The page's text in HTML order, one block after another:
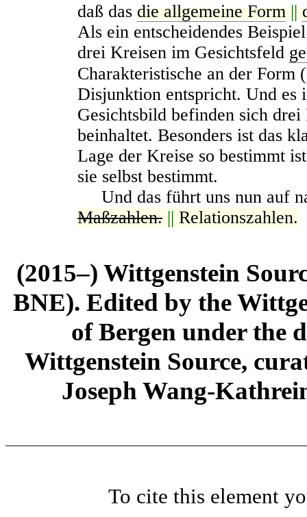
daß das die allgemeine Form||
Als ein entscheidendes
drei Kreisen im Gesichtsfeld
Charakteristische an der Form
Disjunktion entspricht. Und es
Gesichtsbild befinden sich
beinhaltet. Besonders ist das
Lage der Kreise so bestimmt
sie selbst bestimmt.
Und das führt uns nun auf
Maßzahlen. || Relationszahlen.
(2015–) Wittgenstein
BNE). Edited by the
of Bergen under the
Wittgenstein Source,
Joseph Wang-
To cite this element